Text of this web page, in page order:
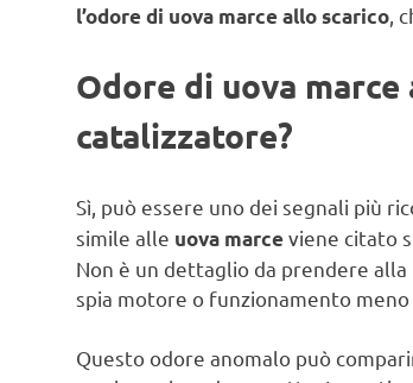
l’odore di uova marce allo scarico ,
Odore di uova
catalizzatore?
Sì, può essere uno dei segnali più
simile alle uova marceviene citato
Non è un dettaglio da prendere
spia motore o funzionamento meno
Questo odore anomalo può